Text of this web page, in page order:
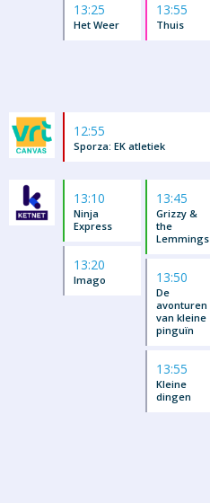
13:25
Het Weer
13:55
Thuis
12:55
Sporza: EK atletiek
13:10
Ninja
Express
13:20
Imago
13:45
Grizzy &
the
Lemmings
13:50
De
avonturen
van kleine
pinguïn
13:55
Kleine
dingen